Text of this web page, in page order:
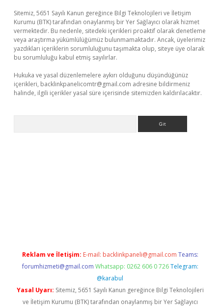
Sitemiz, 5651 Sayılı Kanun gereğince Bilgi Teknolojileri ve İletişim
Kurumu (BTK) tarafından onaylanmış bir Yer Sağlayıcı olarak hizmet
vermektedir. Bu nedenle, sitedeki içerikleri proaktif olarak denetleme
veya araştırma yükümlülüğümüz bulunmamaktadır. Ancak, üyelerimiz
yazdıkları içeriklerin sorumluluğunu taşımakta olup, siteye üye olarak
bu sorumluluğu kabul etmiş sayılırlar.
Hukuka ve yasal düzenlemelere aykırı olduğunu düşündüğünüz
içerikleri, backlinkpanelicomtr@gmail.com adresine bildirmeniz
halinde, ilgili içerikler yasal süre içerisinde sitemizden kaldırılacaktır.
Reklam ve İletişim: E-mail: backlinkpaneli@gmail.com Teams:
forumhizmeti@gmail.com Whatsapp: 0262 606 0 726 Telegram:
@karabul
Yasal Uyarı: Sitemiz, 5651 Sayılı Kanun gereğince Bilgi Teknolojileri
ve İletişim Kurumu (BTK) tarafından onaylanmış bir Yer Sağlayıcı